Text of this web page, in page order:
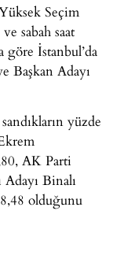
Seçim
sabah saat
İstanbul’da
Başkan Adayı
yüzde
AK Parti
Binalı
olduğunu